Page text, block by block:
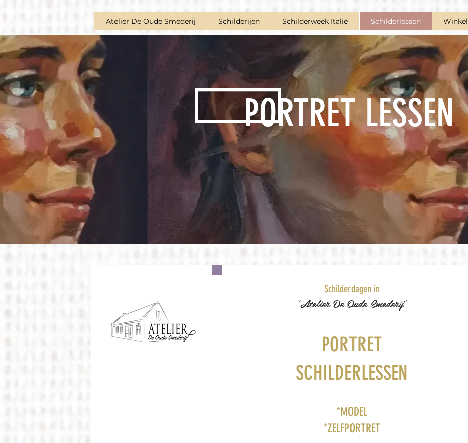
Atelier De Oude Smederij Schilderijen Schilderweek Italië Schilderlessen Winkel
PORTRETLESSEN
Schilderdagen in
'Atelier De Oude Smederij'
PORTRET
SCHILDERLESSEN
*MODEL
*ZELFPORTRET